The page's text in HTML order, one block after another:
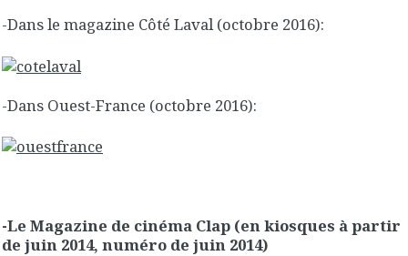
-Dans le magazine Côté Laval (octobre 2016):
-Dans Ouest-France (octobre 2016):
-Le Magazine de cinéma Clap (en kiosques à partir
de juin 2014, numéro de juin 2014)